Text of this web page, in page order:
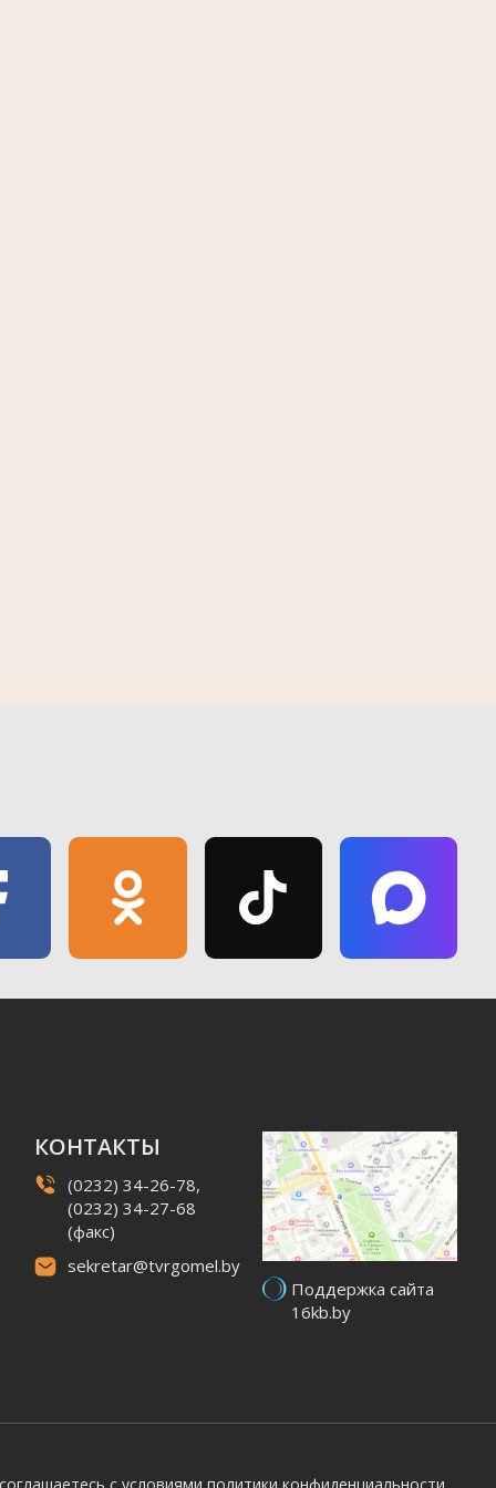
торжественный
Дню строителя
КОНТАКТЫ
(0232) 34-26-78,
(0232) 34-27-68
(факс)
sekretar@tvrgomel.by
Поддержка сайта
16kb.by